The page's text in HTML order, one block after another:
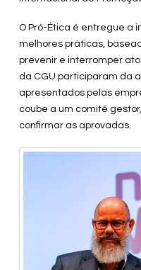
O Pró-Ética é entregue a
melhores práticas,
prevenir e interromper
da CGU participaram da
apresentados pelas
coube a um comitê
confirmar as aprovadas.